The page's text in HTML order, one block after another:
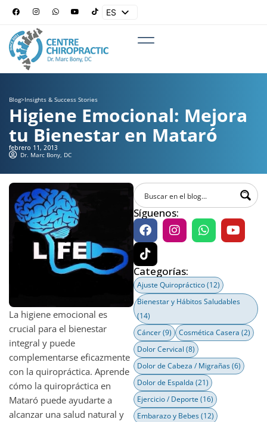
ES
Blog>Insights & Success Stories
Higiene Emocional: Mejora
tu Bienestar en Mataró
febrero 11, 2013
Dr. Marc Bony, DC
La higiene emocional es
crucial para el bienestar
integral y puede
complementarse eficazmente
con la quiropráctica. Aprende
cómo la quiropráctica en
Mataró puede ayudarte a
alcanzar una salud natural y
Síguenos:
Categorías:
Ajuste Quiropráctico(12)
Bienestar y Hábitos Saludables
(14)
Cáncer(9) Cosmética Casera (2)
Dolor Cervical (8)
Dolor de Cabeza / Migrañas(6)
Dolor de Espalda (21)
Ejercicio / Deporte (16)
Embarazo y Bebes(12)